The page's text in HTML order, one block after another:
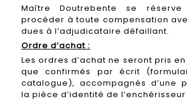
Maître Doutrebente se
procéder à toute compensation
dues à l’adjudicataire défaillant.
Ordre d’achat :
Les ordres d’achat ne seront pris
que confirmés par écrit
catalogue), accompagnés d’une
la pièce d’identité de l’enchérisseur